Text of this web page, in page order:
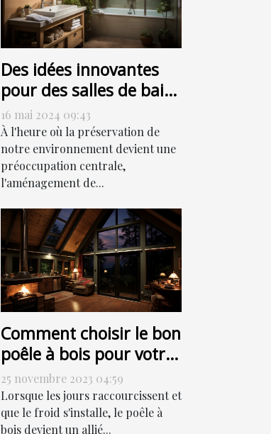
Des idées innovantes
pour des salles de bain
respectueuses de
l'environnement
16 mai 2024 09:43
À l'heure où la préservation de
notre environnement devient une
préoccupation centrale,
l'aménagement de...
Comment choisir le bon
poêle à bois pour votre
habitation
25 novembre 2023 04:59
Lorsque les jours raccourcissent et
que le froid s'installe, le poêle à
bois devient un allié...